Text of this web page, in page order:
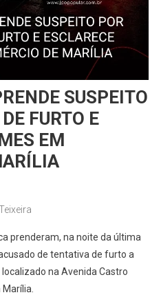
SUSPEITO
FURTO E
EM
prenderam, na noite da última
de tentativa de furto a
na Avenida Castro